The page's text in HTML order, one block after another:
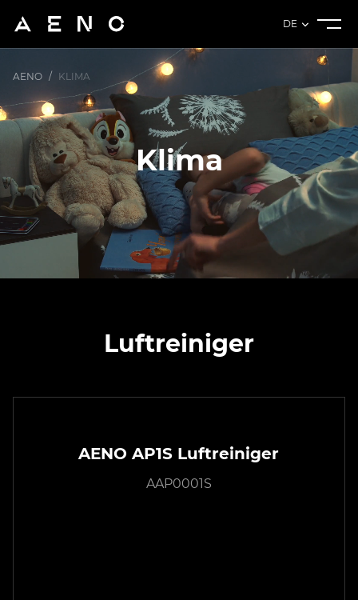
DE
AENO / KLIMA
Klima
Luftreiniger
AENO AP1S Luftreiniger
AAP0001S